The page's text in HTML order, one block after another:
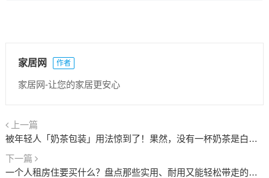
家居网 作者
家居网-让您的家居更安心
上一篇
被年轻人「奶茶包装」用法惊到了！果然，没有一杯奶茶是白喝的
下一篇
一个人租房住要买什么？盘点那些实用、耐用又能轻松带走的租房好物